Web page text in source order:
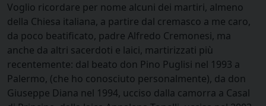
Voglio ricordare per nome alcuni dei martiri, almeno
della Chiesa italiana, a partire dal cremasco a me caro,
da poco beatificato, padre Alfredo Cremonesi, ma
anche da altri sacerdoti e laici, martirizzati più
recentemente: dal beato don Pino Puglisi nel 1993 a
Palermo, (che ho conosciuto personalmente), da don
Giuseppe Diana nel 1994, ucciso dalla camorra a Casal